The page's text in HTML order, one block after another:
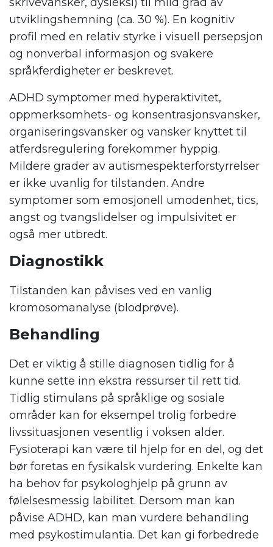
utviklingshemning (ca. 30 %). En kognitiv
profil med en relativ styrke i visuell persepsjon
og nonverbal informasjon og svakere
språkferdigheter er beskrevet.
ADHD symptomer med hyperaktivitet,
oppmerksomhets- og konsentrasjonsvansker,
organiseringsvansker og vansker knyttet til
atferdsregulering forekommer hyppig.
Mildere grader av autismespekterforstyrrelser
er ikke uvanlig for tilstanden. Andre
symptomer som emosjonell umodenhet, tics,
angst og tvangslidelser og impulsivitet er
også mer utbredt.
Diagnostikk
Tilstanden kan påvises ved en vanlig
kromosomanalyse (blodprøve).
Behandling
Det er viktig å stille diagnosen tidlig for å
kunne sette inn ekstra ressurser til rett tid.
Tidlig stimulans på språklige og sosiale
områder kan for eksempel trolig forbedre
livssituasjonen vesentlig i voksen alder.
Fysioterapi kan være til hjelp for en del, og det
bør foretas en fysikalsk vurdering. Enkelte kan
ha behov for psykologhjelp på grunn av
følelsesmessig labilitet. Dersom man kan
påvise ADHD, kan man vurdere behandling
med psykostimulantia. Det kan gi forbedrede